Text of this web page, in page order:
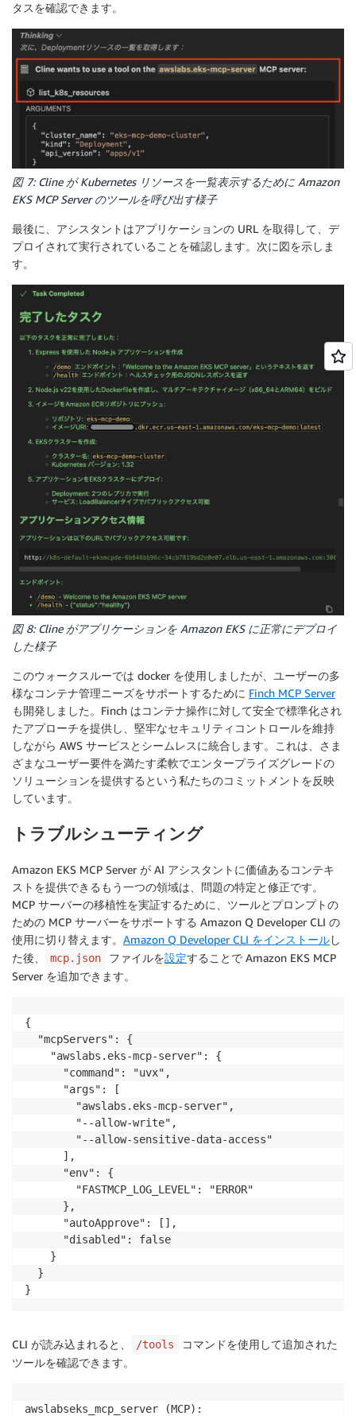
タスを確認できます。
図 7: Cline が Kubernetes リソースを一覧表示するために Amazon
EKS MCP Server のツールを呼び出す様子
最後に、アシスタントはアプリケーションの URL を取得して、デ
プロイされて実行されていることを確認します。次に図を示しま
す。
図 8: Cline がアプリケーションを Amazon EKS に正常にデプロイ
した様子
このウォークスルーでは docker を使用しましたが、ユーザーの多
様なコンテナ管理ニーズをサポートするために Finch MCP Server
も開発しました。Finch はコンテナ操作に対して安全で標準化され
たアプローチを提供し、堅牢なセキュリティコントロールを維持
しながら AWS サービスとシームレスに統合します。これは、さま
ざまなユーザー要件を満たす柔軟でエンタープライズグレードの
ソリューションを提供するという私たちのコミットメントを反映
しています。
トラブルシューティング
Amazon EKS MCP Server が AI アシスタントに価値あるコンテキ
ストを提供できるもう一つの領域は、問題の特定と修正です。
MCP サーバーの移植性を実証するために、ツールとプロンプトの
ための MCP サーバーをサポートする Amazon Q Developer CLI の
使用に切り替えます。 Amazon Q Developer CLI をインストールし
た後、
mcp.json ファイルを設定することで Amazon EKS MCP
Server を追加できます。
{
  "mcpServers": {
    "awslabs.eks-mcp-server": {
      "command": "uvx",
      "args": [
        "awslabs.eks-mcp-server",
        "--allow-write",
        "--allow-sensitive-data-access"
      ],
      "env": {
        "FASTMCP_LOG_LEVEL": "ERROR"
      },
      "autoApprove": [],
      "disabled": false
    }
  }
}
CLI が読み込まれると、 /tools
コマンドを使用して追加された
ツールを確認できます。
awslabseks_mcp_server (MCP):